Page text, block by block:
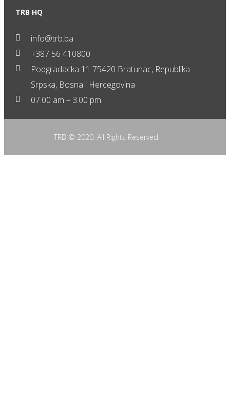
TRB HQ
info@trb.ba
+387 56 410800
Podgradacka 11 75420 Bratunac, Republika
Srpska, Bosna i Hercegovina
07.00 am – 3.00 pm
TRB © 2020. All Rights Reserved.